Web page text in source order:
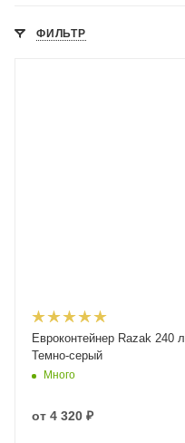
ФИЛЬТР
Евроконтейнер Razak 240 л
Темно-серый
Много
от 4 320 ₽